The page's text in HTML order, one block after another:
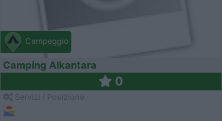
Campeggio
Camping Alkantara
0